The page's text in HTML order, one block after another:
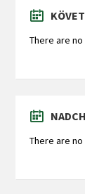
There are
There are